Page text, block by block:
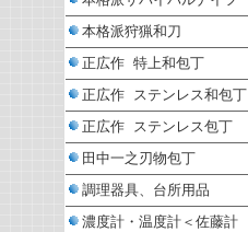
本格派狩猟和刀
正広作 特上和包丁
正広作 ステンレス和包丁
正広作 ステンレス包丁
田中一之刃物包丁
調理器具、台所用品
濃度計・温度計＜佐藤計